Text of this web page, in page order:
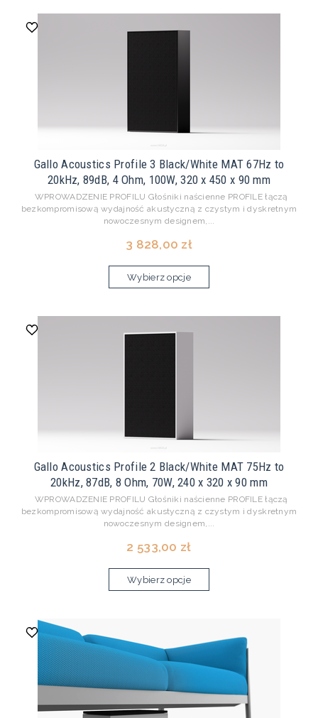
Gallo Acoustics Profile 3 Black/White MAT 67Hz to
20kHz, 89dB, 4 Ohm, 100W, 320 x 450 x 90 mm
WPROWADZENIE PROFILU Głośniki naścienne PROFILE łączą
bezkompromisową wydajność akustyczną z czystym i dyskretnym
nowoczesnym designem,...
3 828,00 zł
Wybierz opcje
Gallo Acoustics Profile 2 Black/White MAT 75Hz to
20kHz, 87dB, 8 Ohm, 70W, 240 x 320 x 90 mm
WPROWADZENIE PROFILU Głośniki naścienne PROFILE łączą
bezkompromisową wydajność akustyczną z czystym i dyskretnym
nowoczesnym designem,...
2 533,00 zł
Wybierz opcje